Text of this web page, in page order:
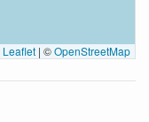
Leaflet | ©OpenStreetMap